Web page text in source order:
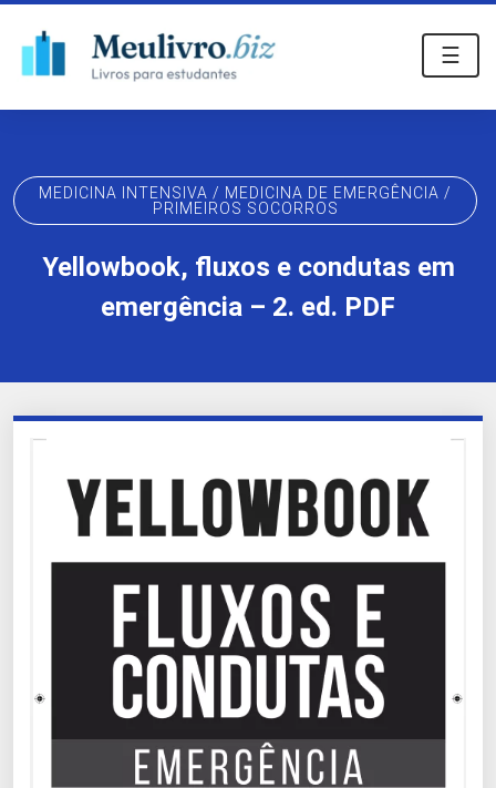
☰
MEDICINA INTENSIVA / MEDICINA DE EMERGÊNCIA /
PRIMEIROS SOCORROS
Yellowbook, fluxos e condutas em
emergência – 2. ed. PDF